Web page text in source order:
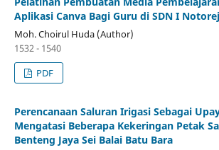
Aplikasi Canva Bagi Guru di SDN I
Moh. Choirul Huda (Author)
1532 - 1540
PDF
Perencanaan Saluran Irigasi Sebagai
Mengatasi Beberapa Kekeringan Petak
Benteng Jaya Sei Balai Batu Bara